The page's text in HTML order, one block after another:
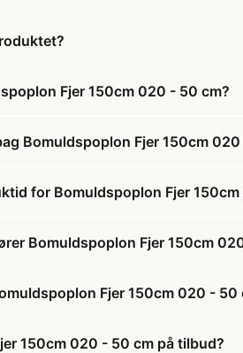
Fjer 150cm 020 - 50 cm?
Bomuldspoplon Fjer 150cm
for Bomuldspoplon Fjer
Bomuldspoplon Fjer 150cm
Fjer 150cm 020 - 50
150cm 020 - 50 cm på tilbud?